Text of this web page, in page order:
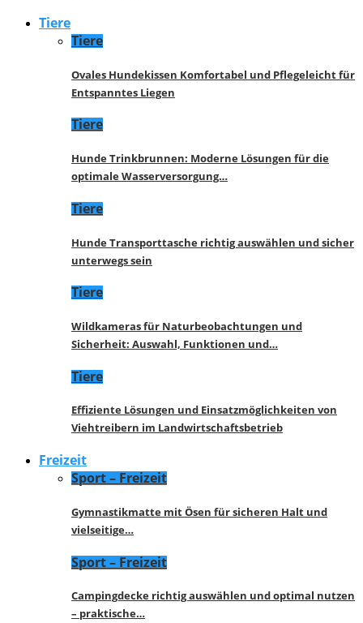
Tiere
Tiere
Ovales Hundekissen Komfortabel und Pflegeleicht für
Entspanntes Liegen
Tiere
Hunde Trinkbrunnen: Moderne Lösungen für die
optimale Wasserversorgung…
Tiere
Hunde Transporttasche richtig auswählen und sicher
unterwegs sein
Tiere
Wildkameras für Naturbeobachtungen und
Sicherheit: Auswahl, Funktionen und…
Tiere
Effiziente Lösungen und Einsatzmöglichkeiten von
Viehtreibern im Landwirtschaftsbetrieb
Freizeit
Sport – Freizeit
Gymnastikmatte mit Ösen für sicheren Halt und
vielseitige…
Sport – Freizeit
Campingdecke richtig auswählen und optimal nutzen
– praktische…